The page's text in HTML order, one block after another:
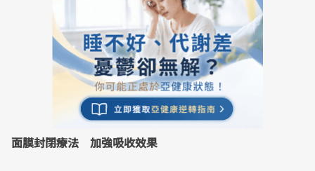
面膜封閉療法 加強吸收效果